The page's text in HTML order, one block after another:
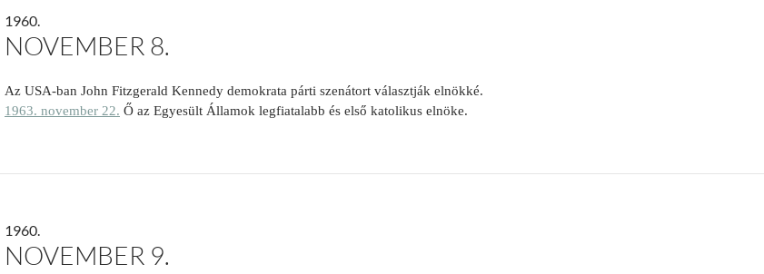
1960.
NOVEMBER 8.
Az USA-ban John Fitzgerald Kennedy demokrata párti szenátort választják elnökké.
1963. november 22. Ő az Egyesült Államok legfiatalabb és első katolikus elnöke.
1960.
NOVEMBER 9.